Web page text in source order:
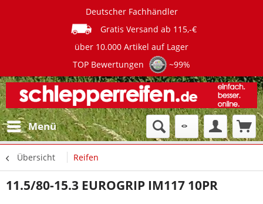
Deutscher Fachhändler
Gratis Versand ab 115,-€
über 10.000 Artikel auf Lager
TOP Bewertungen
~99%
Menü
Übersicht Reifen
11.5/80-15.3 EUROGRIP IM117 10PR